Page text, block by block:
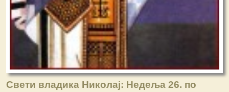
Свети владика Николај: Недеља 26. по